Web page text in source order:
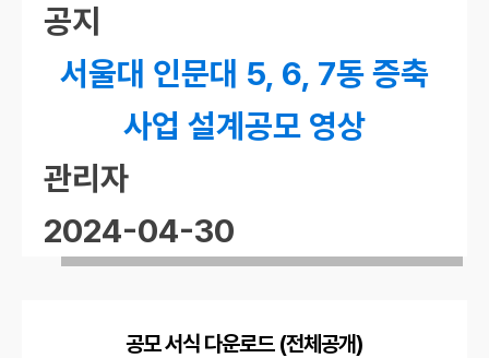
공지
서울대 인문대 5, 6, 7동 증축
사업 설계공모 영상
관리자
2024-04-30
공모 서식 다운로드 (전체공개)